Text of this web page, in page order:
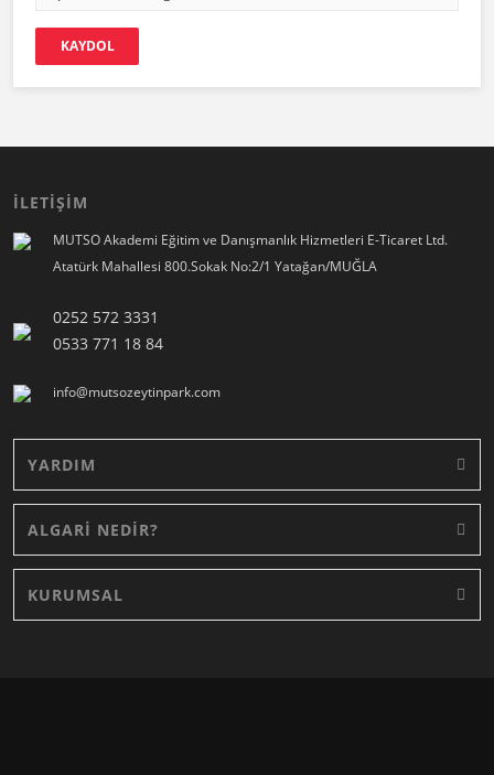
KAYDOL
İLETİŞİM
MUTSO Akademi Eğitim ve Danışmanlık Hizmetleri E-Ticaret Ltd.
Atatürk Mahallesi 800.Sokak No:2/1 Yatağan/MUĞLA
0252 572 3331
0533 771 18 84
info@mutsozeytinpark.com
YARDIM
ALGARİ NEDİR?
KURUMSAL